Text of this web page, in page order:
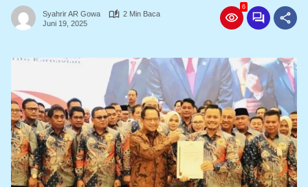
Syahrir AR Gowa
2 Min Baca
Juni 19, 2025
6